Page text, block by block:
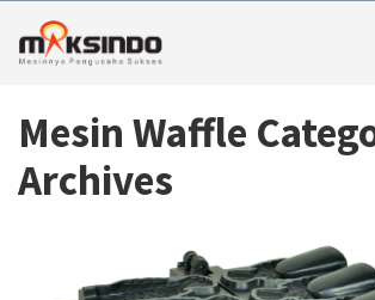
Mesin Waffle
Archives